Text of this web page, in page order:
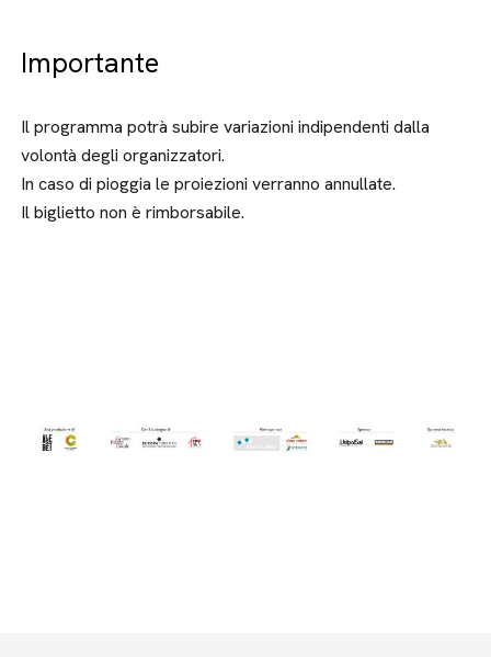
Importante
Il programma potrà subire variazioni indipendenti dalla
volontà degli organizzatori.
In caso di pioggia le proiezioni verranno annullate.
Il biglietto non è rimborsabile.